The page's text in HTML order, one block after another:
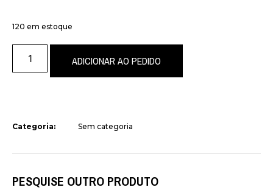
120 em estoque
ADICIONAR AO PEDIDO
Categoria: Sem categoria
PESQUISE OUTRO PRODUTO